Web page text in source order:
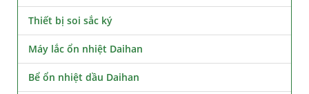
Thiết bị soi sắc ký
Máy lắc ổn nhiệt Daihan
Bể ổn nhiệt dầu Daihan